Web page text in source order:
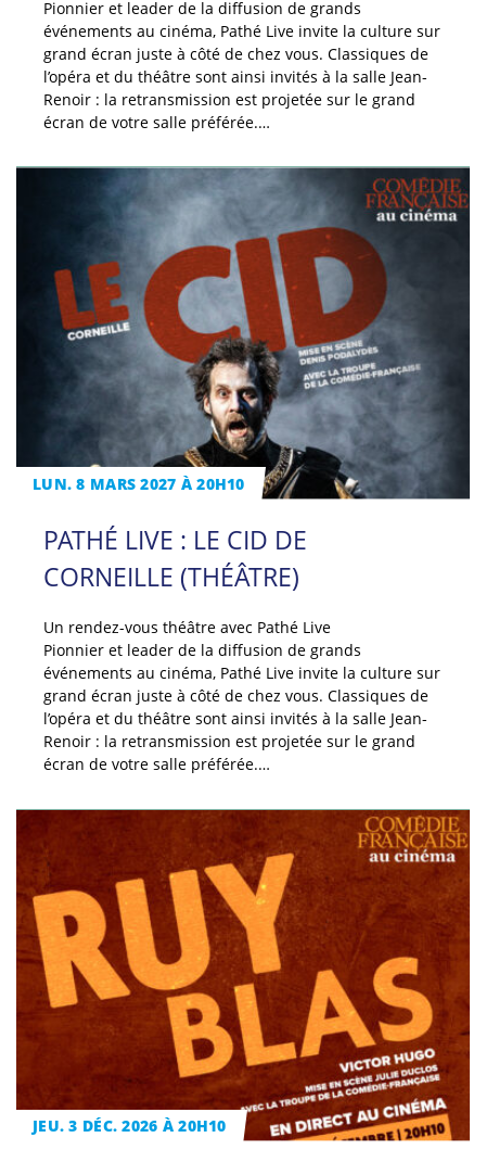
Pionnier et leader de la diffusion de grands
événements au cinéma, Pathé Live invite la culture sur
grand écran juste à côté de chez vous. Classiques de
l’opéra et du théâtre sont ainsi invités à la salle Jean-
Renoir : la retransmission est projetée sur le grand
écran de votre salle préférée.…
LUN. 8 MARS 2027 À 20H10
PATHÉ LIVE : LE CID DE
CORNEILLE (THÉÂTRE)
Un rendez-vous théâtre avec Pathé Live
Pionnier et leader de la diffusion de grands
événements au cinéma, Pathé Live invite la culture sur
grand écran juste à côté de chez vous. Classiques de
l’opéra et du théâtre sont ainsi invités à la salle Jean-
Renoir : la retransmission est projetée sur le grand
écran de votre salle préférée.…
JEU. 3 DÉC. 2026 À 20H10